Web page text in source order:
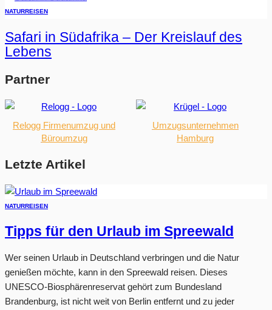
NATURREISEN
Safari in Südafrika – Der Kreislauf des
Lebens
Partner
Relogg Firmenumzug und
Büroumzug
Umzugsunternehmen
Hamburg
Letzte Artikel
NATURREISEN
Tipps für den Urlaub im Spreewald
Wer seinen Urlaub in Deutschland verbringen und die Natur
genießen möchte, kann in den Spreewald reisen. Dieses
UNESCO-Biosphärenreservat gehört zum Bundesland
Brandenburg, ist nicht weit von Berlin entfernt und zu jeder